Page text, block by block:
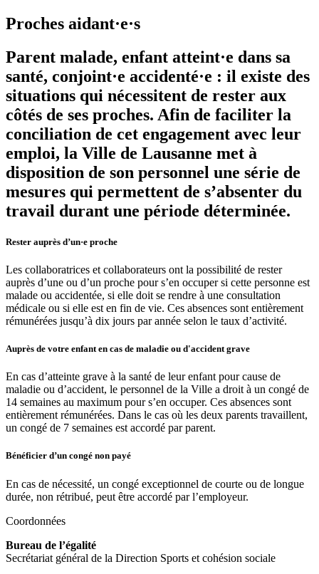
Proches aidant·e·s
Parent malade, enfant atteint·e dans sa
santé, conjoint·e accidenté·e : il existe des
situations qui nécessitent de rester aux
côtés de ses proches. Afin de faciliter la
conciliation de cet engagement avec leur
emploi, la Ville de Lausanne met à
disposition de son personnel une série de
mesures qui permettent de s’absenter du
travail durant une période déterminée.
Rester auprès d’un·e proche
Les collaboratrices et collaborateurs ont la possibilité de rester
auprès d’une ou d’un proche pour s’en occuper si cette personne est
malade ou accidentée, si elle doit se rendre à une consultation
médicale ou si elle est en fin de vie. Ces absences sont entièrement
rémunérées jusqu’à dix jours par année selon le taux d’activité.
Auprès de votre enfant en cas de maladie ou d'accident grave
En cas d’atteinte grave à la santé de leur enfant pour cause de
maladie ou d’accident, le personnel de la Ville a droit à un congé de
14 semaines au maximum pour s’en occuper. Ces absences sont
entièrement rémunérées. Dans le cas où les deux parents travaillent,
un congé de 7 semaines est accordé par parent.
Bénéficier d’un congé non payé
En cas de nécessité, un congé exceptionnel de courte ou de longue
durée, non rétribué, peut être accordé par l’employeur.
Coordonnées
Bureau de l’égalité
Secrétariat général de la Direction Sports et cohésion sociale